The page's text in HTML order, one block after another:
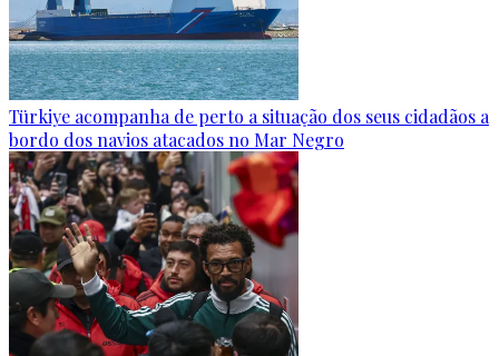
Türkiye acompanha de perto a situação dos seus cidadãos a
bordo dos navios atacados no Mar Negro